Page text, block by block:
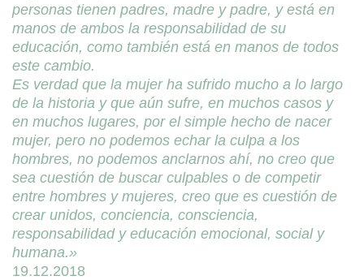
personas tienen padres, madre y padre, y está en
manos de ambos la responsabilidad de su
educación, como también está en manos de todos
este cambio.
Es verdad que la mujer ha sufrido mucho a lo largo
de la historia y que aún sufre, en muchos casos y
en muchos lugares, por el simple hecho de nacer
mujer, pero no podemos echar la culpa a los
hombres, no podemos anclarnos ahí, no creo que
sea cuestión de buscar culpables o de competir
entre hombres y mujeres, creo que es cuestión de
crear unidos, conciencia, consciencia,
responsabilidad y educación emocional, social y
humana.»
19.12.2018